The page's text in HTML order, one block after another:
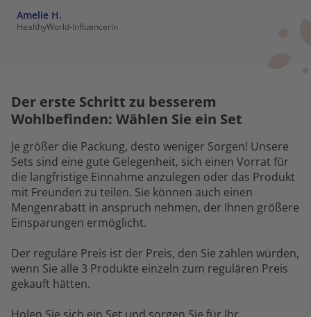
Amelie H.
HealthyWorld-Influencerin
Der erste Schritt zu besserem
Wohlbefinden: Wählen Sie ein Set
Je größer die Packung, desto weniger Sorgen! Unsere
Sets sind eine gute Gelegenheit, sich einen Vorrat für
die langfristige Einnahme anzulegen oder das Produkt
mit Freunden zu teilen. Sie können auch einen
Mengenrabatt in anspruch nehmen, der Ihnen größere
Einsparungen ermöglicht.
Der reguläre Preis ist der Preis, den Sie zahlen würden,
wenn Sie alle 3 Produkte einzeln zum regulären Preis
gekauft hätten.